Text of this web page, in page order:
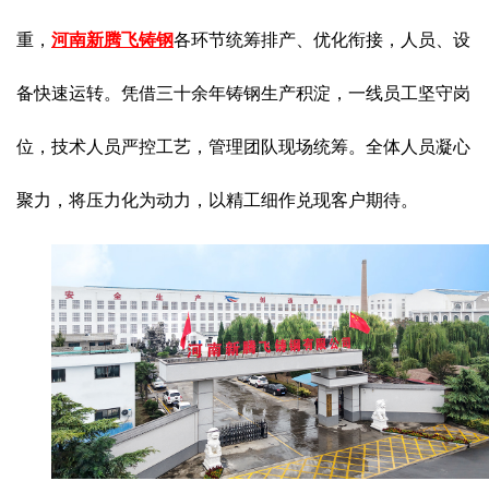
重， 河南新腾飞铸钢各环节统筹排产、优化衔接，人员、设
备快速运转。凭借三十余年铸钢生产积淀，一线员工坚守岗
位，技术人员严控工艺，管理团队现场统筹。全体人员凝心
聚力，将压力化为动力，以精工细作兑现客户期待。